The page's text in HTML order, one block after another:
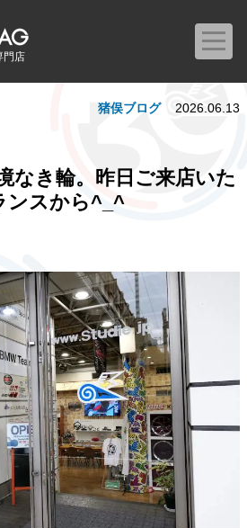
門店
なき輪。昨日ご来店いた
ンスから^_^
猪俣ブログ 2026.06.13